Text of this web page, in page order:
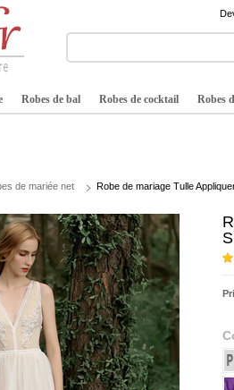
Robes de bal Robes de cocktail Robes
de mariée net Robe de mariage Tulle